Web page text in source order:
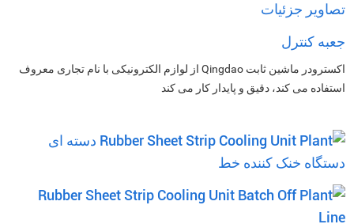
تصاویر جزئیات
جعبه کنترل
اکسترودر ماشین ثابت Qingdao از لوازم الکترونیکی با نام تجاری معروف
استفاده می کند، دقیق و پایدار کار می کند